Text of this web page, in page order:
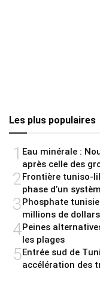
Les plus populaires
1 Eau minérale :
après celle des
2 Frontière tuniso-
phase d’un
3Phosphate
millions de
4Peines
les plages
5Entrée sud de
accélération des